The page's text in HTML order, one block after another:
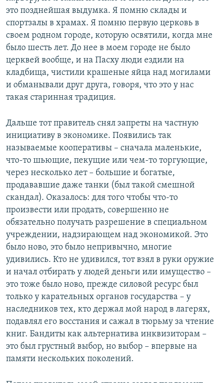
это позднейшая выдумка. Я помню склады и
спортзалы в храмах. Я помню первую церковь в
своем родном городе, которую освятили, когда мне
было шесть лет. До нее в моем городе не было
церквей вообще, и на Пасху люди ездили на
кладбища, чистили крашеные яйца над могилами
и обманывали друг друга, говоря, что это у нас
такая старинная традиция.
Дальше тот правитель снял запреты на частную
инициативу в экономике. Появились так
называемые кооперативы – сначала маленькие,
что-то шьющие, пекущие или чем-то торгующие,
через несколько лет – большие и богатые,
продававшие даже танки (был такой смешной
скандал). Оказалось: для того чтобы что-то
произвести или продать, совершенно не
обязательно получать разрешение в специальном
учреждении, надзирающем над экономикой. Это
было ново, это было непривычно, многие
удивились. Кто не удивился, тот взял в руки оружие
и начал отбирать у людей деньги или имущество –
это тоже было ново, прежде силовой ресурс был
только у карательных органов государства – у
наследников тех, кто держал мой народ в лагерях,
подавлял его восстания и сажал в тюрьму за чтение
книг. Бандиты как альтернатива инквизиторам –
это был грустный выбор, но выбор – впервые на
памяти нескольких поколений.